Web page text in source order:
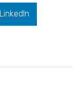
LinkedIn